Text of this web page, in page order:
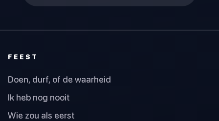
FEEST
Doen, durf, of de waarheid
Ik heb nog nooit
Wie zou als eerst